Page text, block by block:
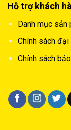
Hỗ trợ khách
Danh mục sản
Chính sách đại
Chính sách